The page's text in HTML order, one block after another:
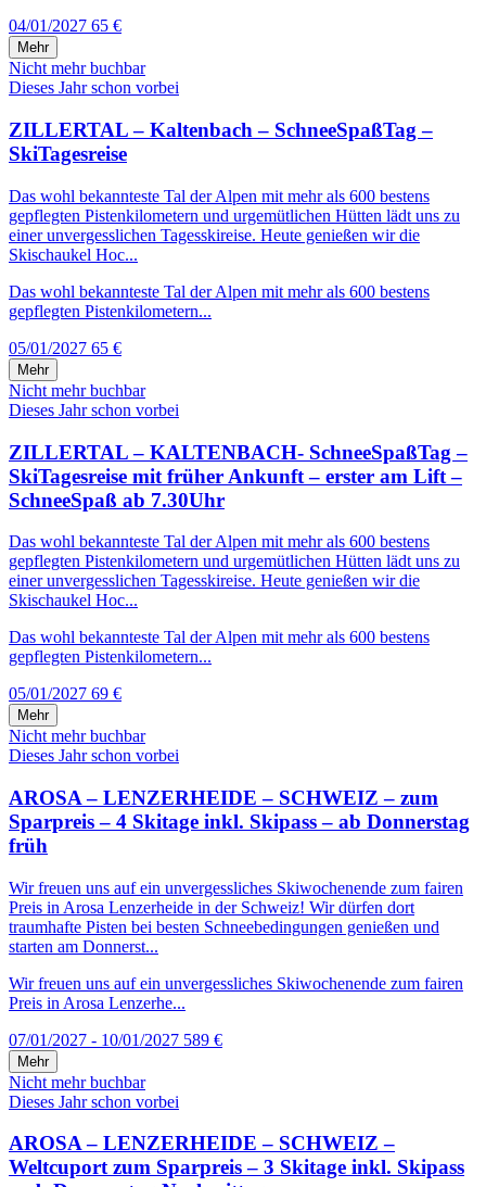
04/01/2027 65 €
Mehr
Nicht mehr buchbar
Dieses Jahr schon vorbei
ZILLERTAL – Kaltenbach – SchneeSpaßTag –
SkiTagesreise
Das wohl bekannteste Tal der Alpen mit mehr als 600 bestens
gepflegten Pistenkilometern und urgemütlichen Hütten lädt uns zu
einer unvergesslichen Tagesskireise. Heute genießen wir die
Skischaukel Hoc...
Das wohl bekannteste Tal der Alpen mit mehr als 600 bestens
gepflegten Pistenkilometern...
05/01/2027 65 €
Mehr
Nicht mehr buchbar
Dieses Jahr schon vorbei
ZILLERTAL – KALTENBACH- SchneeSpaßTag –
SkiTagesreise mit früher Ankunft – erster am Lift –
SchneeSpaß ab 7.30Uhr
Das wohl bekannteste Tal der Alpen mit mehr als 600 bestens
gepflegten Pistenkilometern und urgemütlichen Hütten lädt uns zu
einer unvergesslichen Tagesskireise. Heute genießen wir die
Skischaukel Hoc...
Das wohl bekannteste Tal der Alpen mit mehr als 600 bestens
gepflegten Pistenkilometern...
05/01/2027 69 €
Mehr
Nicht mehr buchbar
Dieses Jahr schon vorbei
AROSA – LENZERHEIDE – SCHWEIZ – zum
Sparpreis – 4 Skitage inkl. Skipass – ab Donnerstag
früh
Wir freuen uns auf ein unvergessliches Skiwochenende zum fairen
Preis in Arosa Lenzerheide in der Schweiz! Wir dürfen dort
traumhafte Pisten bei besten Schneebedingungen genießen und
starten am Donnerst...
Wir freuen uns auf ein unvergessliches Skiwochenende zum fairen
Preis in Arosa Lenzerhe...
07/01/2027 - 10/01/2027 589 €
Mehr
Nicht mehr buchbar
Dieses Jahr schon vorbei
AROSA – LENZERHEIDE – SCHWEIZ –
Weltcuport zum Sparpreis – 3 Skitage inkl. Skipass